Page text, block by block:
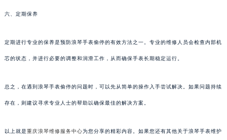
六、定期保养
定期进行专业的保养是预防浪琴手表偷停的有效方法之一。专业的维修人员会检查内部机
芯的状态，并进行必要的调整和润滑工作，从而确保手表长期稳定运行。
总之，在遇到浪琴手表偷停的问题时，可以先从简单的操作入手尝试解决。如果问题持续
存在，则建议寻求专业人士的帮助以确保最佳的解决方案。
以上就是重庆浪琴维修服务中心为您分享的精彩内容。如果您还有其他关于浪琴手表维护